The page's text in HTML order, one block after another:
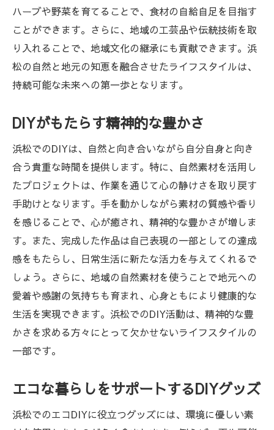
ハーブや野菜を育てることで、食材の自給自足を目指す
ことができます。さらに、地域の工芸品や伝統技術を取
り入れることで、地域文化の継承にも貢献できます。浜
松の自然と地元の知恵を融合させたライフスタイルは、
持続可能な未来への第一歩となります。
DIYがもたらす精神的な豊かさ
浜松でのDIYは、自然と向き合いながら自分自身と向き
合う貴重な時間を提供します。特に、自然素材を活用し
たプロジェクトは、作業を通じて心の静けさを取り戻す
手助けとなります。手を動かしながら素材の質感や香り
を感じることで、心が癒され、精神的な豊かさが増しま
す。また、完成した作品は自己表現の一部としての達成
感をもたらし、日常生活に新たな活力を与えてくれるで
しょう。さらに、地域の自然素材を使うことで地元への
愛着や感謝の気持ちも育まれ、心身ともにより健康的な
生活を実現できます。浜松でのDIY活動は、精神的な豊
かさを求める方々にとって欠かせないライフスタイルの
一部です。
エコな暮らしをサポートするDIYグッズ
浜松でのエコDIYに役立つグッズには、環境に優しい素